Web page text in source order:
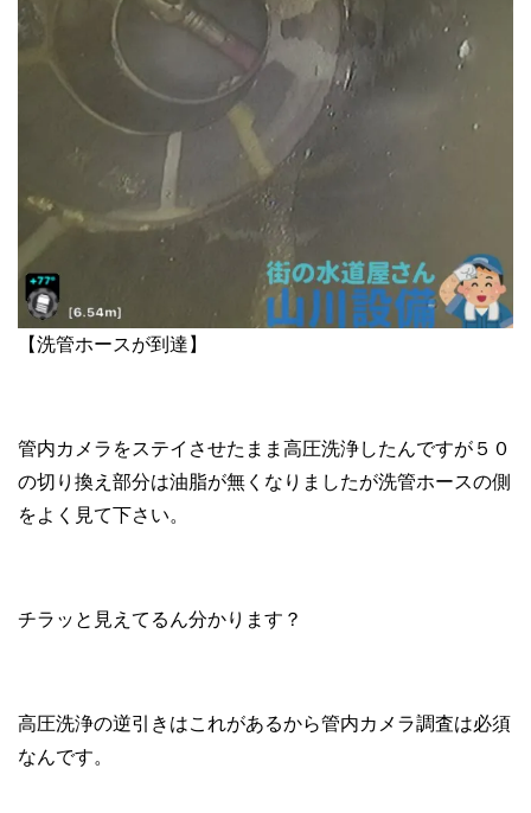
【洗管ホースが到達】
管内カメラをステイさせたまま高圧洗浄したんですが５０
の切り換え部分は油脂が無くなりましたが洗管ホースの側
をよく見て下さい。
チラッと見えてるん分かります？
高圧洗浄の逆引きはこれがあるから管内カメラ調査は必須
なんです。